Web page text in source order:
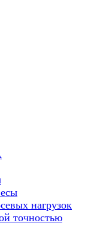
нагрузок
точностью